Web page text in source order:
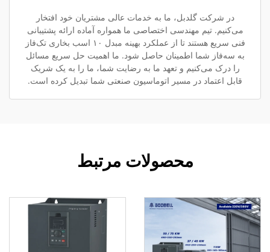
در شرکت گلدبل، ما به خدمات عالی مشتریان خود افتخار
می‌کنیم. تیم مهندسی اختصاصی ما همواره آماده ارائه پشتیبانی
فنی سریع هستند تا از عملکرد بهینه مبدل ۱۰ اسب بخاری تک‌فاز
به سه‌فاز شما اطمینان حاصل شود. ما اهمیت حل سریع مسائل
را درک می‌کنیم و تعهد ما به رضایت شما، ما را به یک شریک
قابل اعتماد در مسیر اتوماسیون صنعتی شما تبدیل کرده است.
محصولات مرتبط